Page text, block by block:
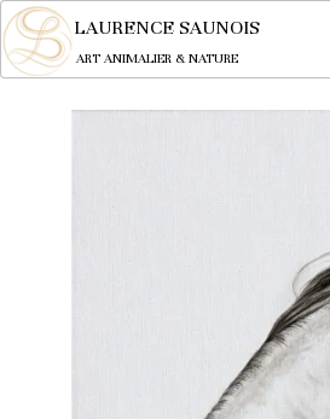
LAURENCE SAUNOIS
ART ANIMALIER & NATURE